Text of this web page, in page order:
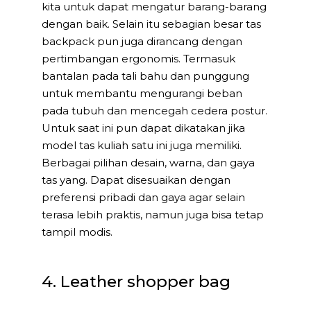
kita untuk dapat mengatur barang-barang
dengan baik. Selain itu sebagian besar tas
backpack pun juga dirancang dengan
pertimbangan ergonomis. Termasuk
bantalan pada tali bahu dan punggung
untuk membantu mengurangi beban
pada tubuh dan mencegah cedera postur.
Untuk saat ini pun dapat dikatakan jika
model tas kuliah satu ini juga memiliki.
Berbagai pilihan desain, warna, dan gaya
tas yang. Dapat disesuaikan dengan
preferensi pribadi dan gaya agar selain
terasa lebih praktis, namun juga bisa tetap
tampil modis.
4. Leather shopper bag